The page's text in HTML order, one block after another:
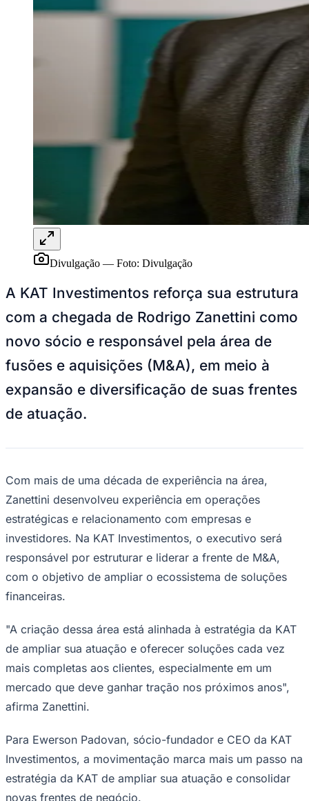
Sport
Divulgação
A KAT Investimentos reforça sua estrutura
com a chegada de Rodrigo Zanettini como
novo sócio e responsável pela área de
fusões e aquisições (M&A), em meio à
expansão e diversificação de suas frentes
de atuação.
Com mais de uma década de experiência na área,
estratégicas e relacionamento com empresas e
investidores. Na KAT Investimentos, o executivo será
responsável por estruturar e liderar a frente de M&A,
com o objetivo de ampliar o ecossistema de soluções
financeiras.
"A criação dessa área está alinhada à estratégia da KAT
mais completas aos clientes, especialmente em um
mercado que deve ganhar tração nos próximos anos",
afirma Zanettini.
Para Ewerson Padovan, sócio-fundador e CEO da KAT
estratégia da KAT de ampliar sua atuação e consolidar
novas frentes de negócio.